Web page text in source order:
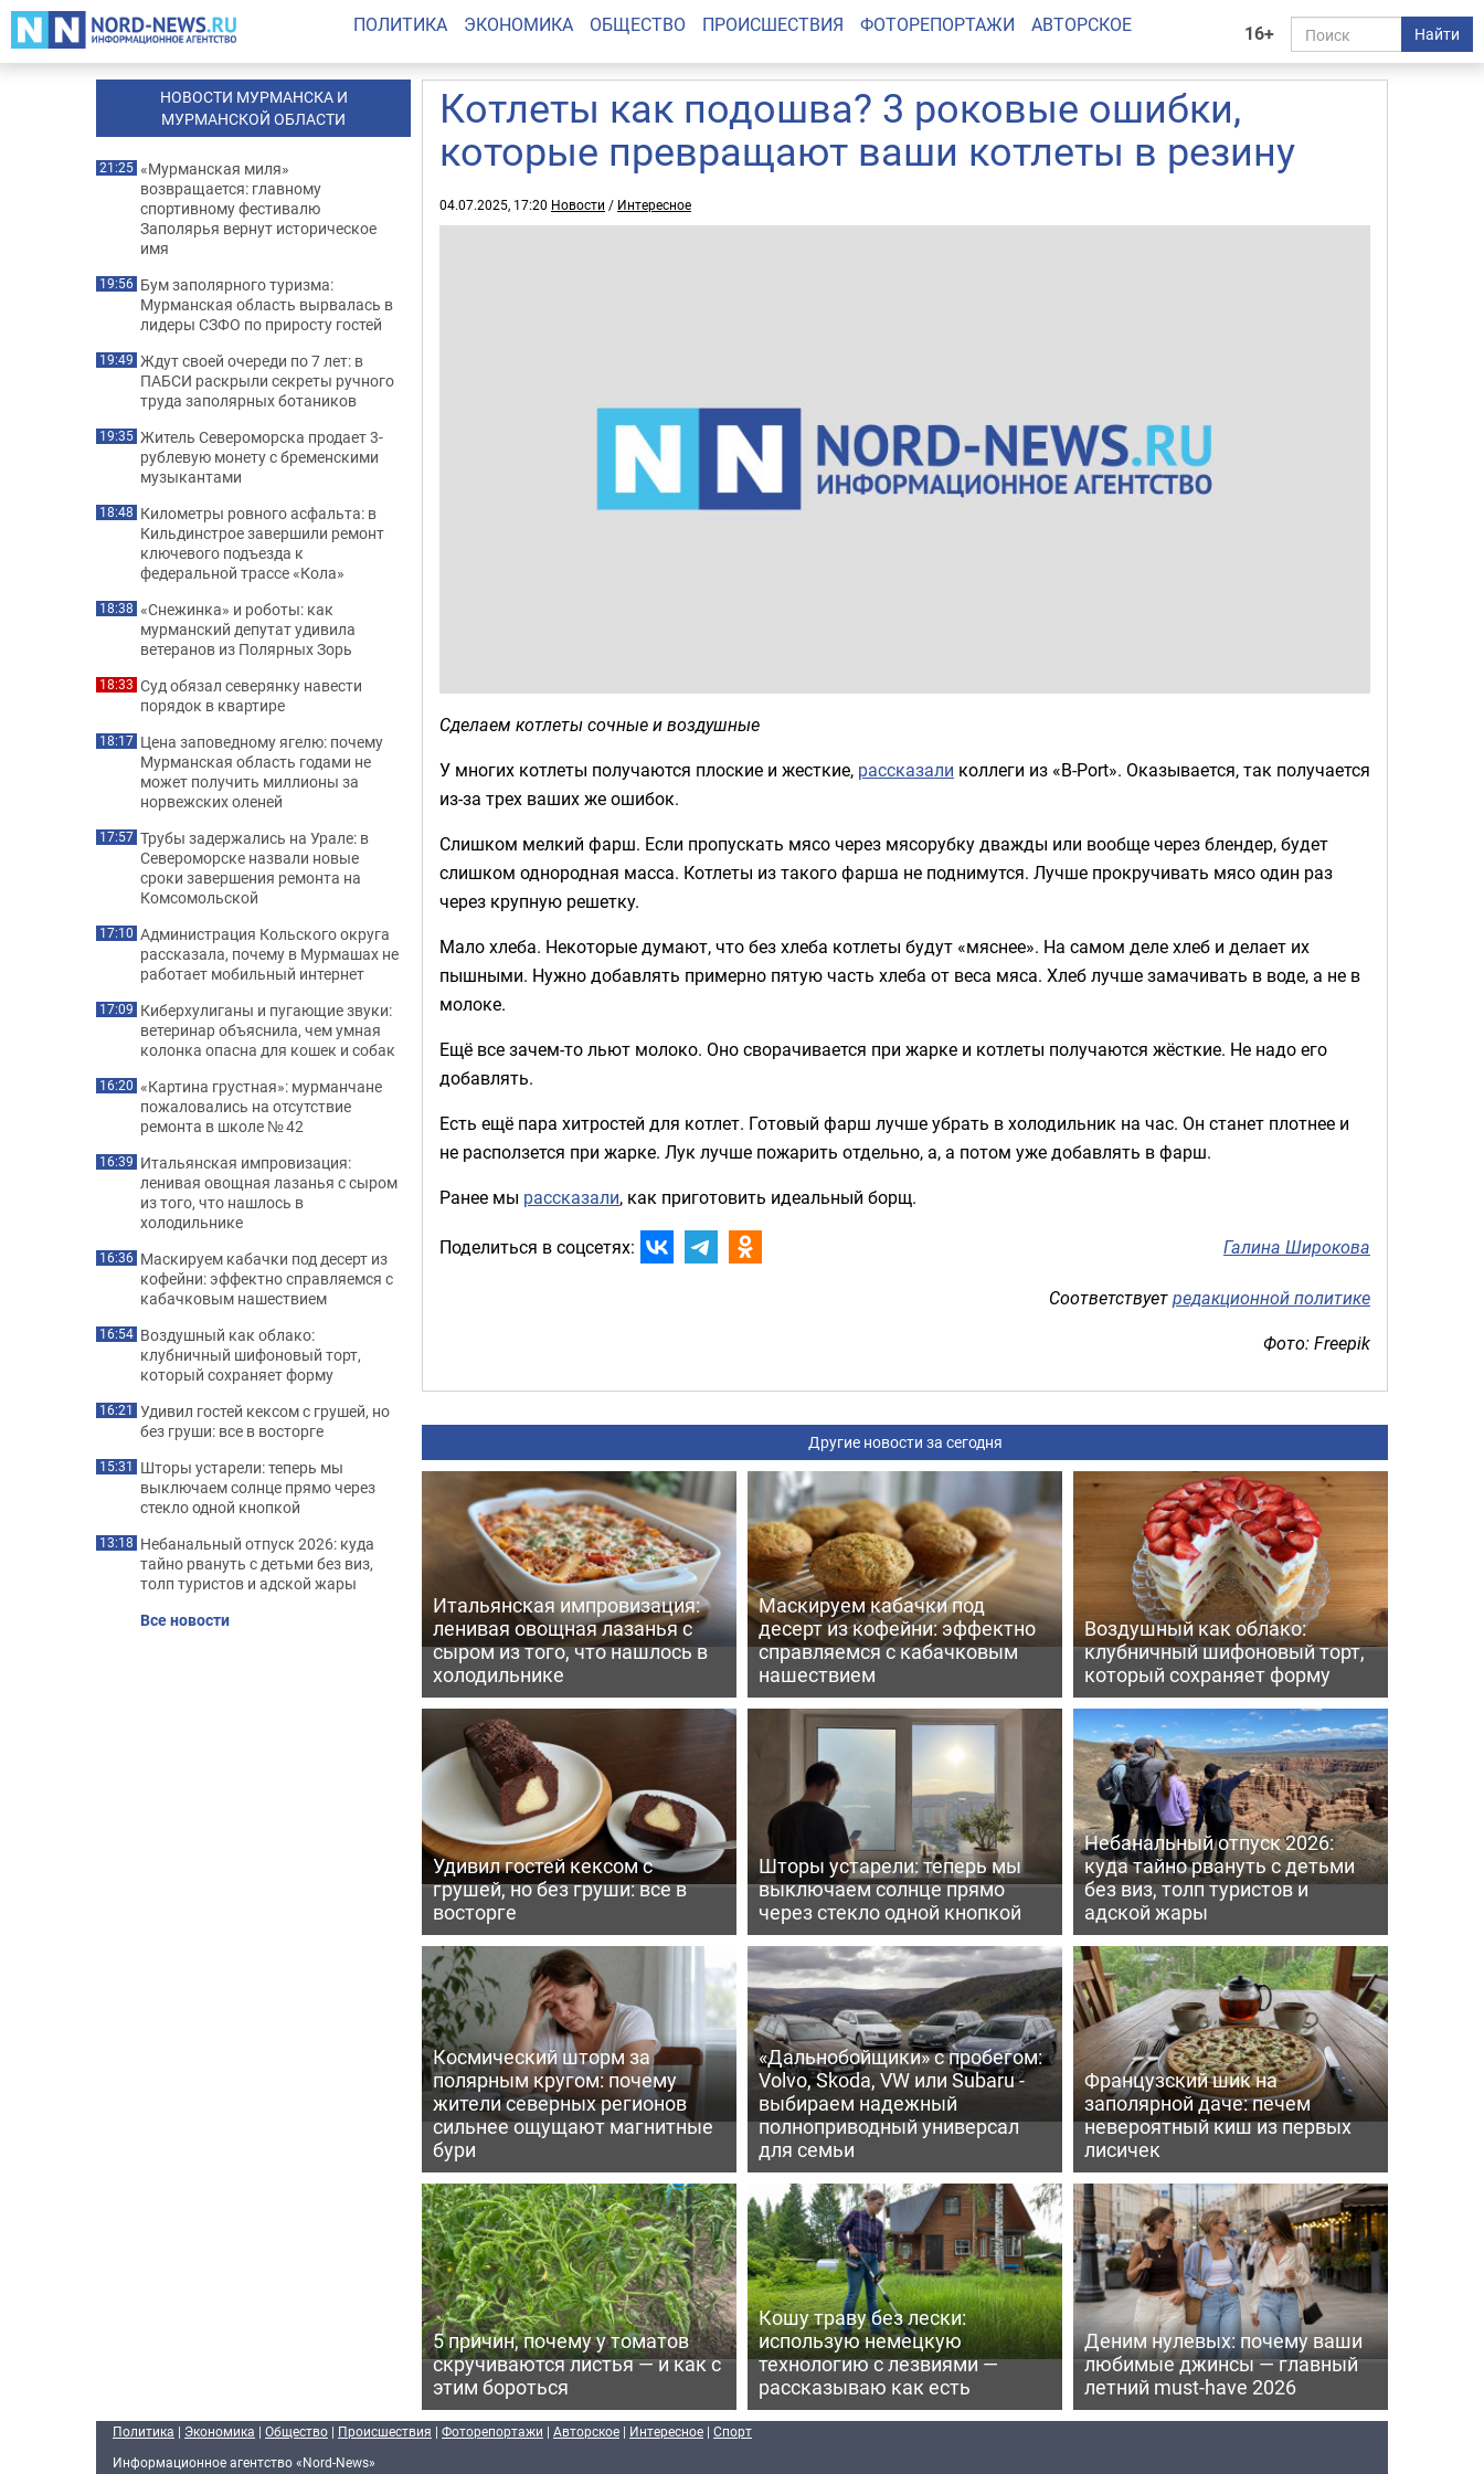
16+ Найти
ПОЛИТИКА ЭКОНОМИКА ОБЩЕСТВО ПРОИСШЕСТВИЯ ФОТОРЕПОРТАЖИ АВТОРСКОЕ
Котлеты как подошва? 3 роковые ошибки,
которые превращают ваши котлеты в резину
04.07.2025, 17:20 Новости / Интересное
Сделаем котлеты сочные и воздушные
У многих котлеты получаются плоские и жесткие, рассказали коллеги из «B-Port». Оказывается, так получается
из-за трех ваших же ошибок.
Слишком мелкий фарш. Если пропускать мясо через мясорубку дважды или вообще через блендер, будет
слишком однородная масса. Котлеты из такого фарша не поднимутся. Лучше прокручивать мясо один раз
через крупную решетку.
Мало хлеба. Некоторые думают, что без хлеба котлеты будут «мяснее». На самом деле хлеб и делает их
пышными. Нужно добавлять примерно пятую часть хлеба от веса мяса. Хлеб лучше замачивать в воде, а не в
молоке.
Ещё все зачем-то льют молоко. Оно сворачивается при жарке и котлеты получаются жёсткие. Не надо его
добавлять.
Есть ещё пара хитростей для котлет. Готовый фарш лучше убрать в холодильник на час. Он станет плотнее и
не расползется при жарке. Лук лучше пожарить отдельно, а, а потом уже добавлять в фарш.
Ранее мы рассказали, как приготовить идеальный борщ.
Поделиться в соцсетях: Галина Широкова
Соответствуетредакционной политике
Фото: Freepik
Другие новости за сегодня
Итальянская импровизация:
ленивая овощная лазанья с
сыром из того, что нашлось в
холодильнике
Маскируем кабачки под
десерт из кофейни: эффектно
справляемся с кабачковым
нашествием
Воздушный как облако:
клубничный шифоновый торт,
который сохраняет форму
Удивил гостей кексом с
грушей, но без груши: все в
восторге
Шторы устарели: теперь мы
выключаем солнце прямо
через стекло одной кнопкой
Небанальный отпуск 2026:
куда тайно рвануть с детьми
без виз, толп туристов и
адской жары
Космический шторм за
полярным кругом: почему
жители северных регионов
сильнее ощущают магнитные
бури
«Дальнобойщики» с пробегом:
Volvo, Skoda, VW или Subaru -
выбираем надежный
полноприводный универсал
для семьи
Французский шик на
заполярной даче: печем
невероятный киш из первых
лисичек
5 причин, почему у томатов
скручиваются листья — и как с
этим бороться
Кошу траву без лески:
использую немецкую
технологию с лезвиями —
рассказываю как есть
Деним нулевых: почему ваши
любимые джинсы — главный
летний must-have 2026
НОВОСТИ МУРМАНСКА И
МУРМАНСКОЙ ОБЛАСТИ
21:25 «Мурманская миля»
возвращается: главному
спортивному фестивалю
Заполярья вернут историческое
имя
19:56 Бум заполярного туризма:
Мурманская область вырвалась в
лидеры СЗФО по приросту гостей
19:49 Ждут своей очереди по 7 лет: в
ПАБСИ раскрыли секреты ручного
труда заполярных ботаников
19:35 Житель Североморска продает 3-
рублевую монету с бременскими
музыкантами
18:48 Километры ровного асфальта: в
Кильдинстрое завершили ремонт
ключевого подъезда к
федеральной трассе «Кола»
18:38 «Снежинка» и роботы: как
мурманский депутат удивила
ветеранов из Полярных Зорь
18:33 Суд обязал северянку навести
порядок в квартире
18:17 Цена заповедному ягелю: почему
Мурманская область годами не
может получить миллионы за
норвежских оленей
17:57 Трубы задержались на Урале: в
Североморске назвали новые
сроки завершения ремонта на
Комсомольской
17:10 Администрация Кольского округа
рассказала, почему в Мурмашах не
работает мобильный интернет
17:09 Киберхулиганы и пугающие звуки:
ветеринар объяснила, чем умная
колонка опасна для кошек и собак
16:20 «Картина грустная»: мурманчане
пожаловались на отсутствие
ремонта в школе № 42
16:39 Итальянская импровизация:
ленивая овощная лазанья с сыром
из того, что нашлось в
холодильнике
16:36 Маскируем кабачки под десерт из
кофейни: эффектно справляемся с
кабачковым нашествием
16:54 Воздушный как облако:
клубничный шифоновый торт,
который сохраняет форму
16:21 Удивил гостей кексом с грушей, но
без груши: все в восторге
15:31 Шторы устарели: теперь мы
выключаем солнце прямо через
стекло одной кнопкой
13:18 Небанальный отпуск 2026: куда
тайно рвануть с детьми без виз,
толп туристов и адской жары
Все новости
Политика | Экономика | Общество | Происшествия | Фоторепортажи | Авторское | Интересное | Спорт
Информационное агентство «Nord-News»